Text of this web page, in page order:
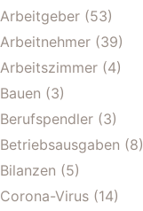
Arbeitgeber (53)
Arbeitnehmer (39)
Arbeitszimmer (4)
Bauen (3)
Berufspendler (3)
Betriebsausgaben (8)
Bilanzen (5)
Corona-Virus (14)